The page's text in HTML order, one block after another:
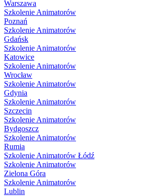
Warszawa
Szkolenie Animatorów
Poznań
Szkolenie Animatorów
Gdańsk
Szkolenie Animatorów
Katowice
Szkolenie Animatorów
Wrocław
Szkolenie Animatorów
Gdynia
Szkolenie Animatorów
Szczecin
Szkolenie Animatorów
Bydgoszcz
Szkolenie Animatorów
Rumia
Szkolenie Animatorów Łódź
Szkolenie Animatorów
Zielona Góra
Szkolenie Animatorów
Lublin